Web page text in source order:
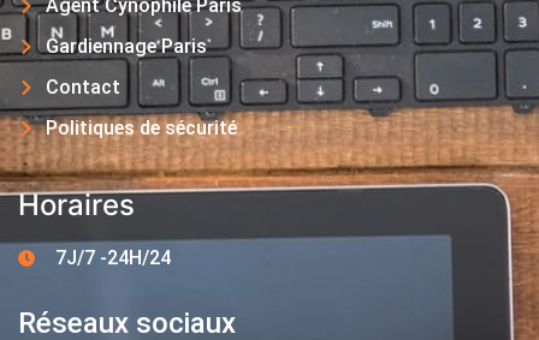
Agent Cynophile Paris
Gardiennage Paris
Contact
Politiques de sécurité
Horaires
7J/7 -24H/24
Réseaux sociaux